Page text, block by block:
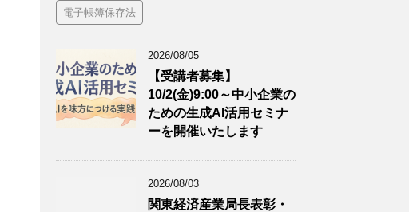
電子帳簿保存法
2026/08/05
【受講者募集】
10/2(金)9:00～中小企業の
ための生成AI活用セミナ
ーを開催いたします
2026/08/03
関東経済産業局長表彰・